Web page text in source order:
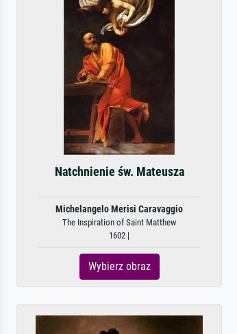
Natchnienie św. Mateusza
Michelangelo Merisi Caravaggio
The Inspiration of Saint Matthew
1602 |
Wybierz obraz